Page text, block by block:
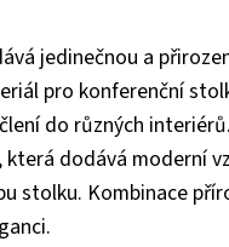
jedinečnou a
pro konferenční
do různých
dodává moderní
stolku. Kombinace